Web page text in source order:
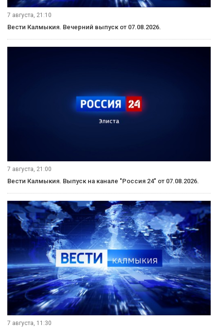
7 августа, 21:10
Вести Калмыкия. Вечерний выпуск от 07.08.2026.
7 августа, 21:00
Вести Калмыкия. Выпуск на канале "Россия 24" от 07.08.2026.
7 августа, 11:30